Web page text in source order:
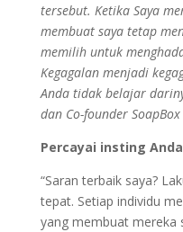
tersebut. Ketika Saya
membuat saya tetap
memilih untuk
Kegagalan menjadi
Anda tidak belajar
dan Co-founder SoapBox
Percayai insting Anda
“Saran terbaik saya?
tepat. Setiap individu
yang membuat mereka